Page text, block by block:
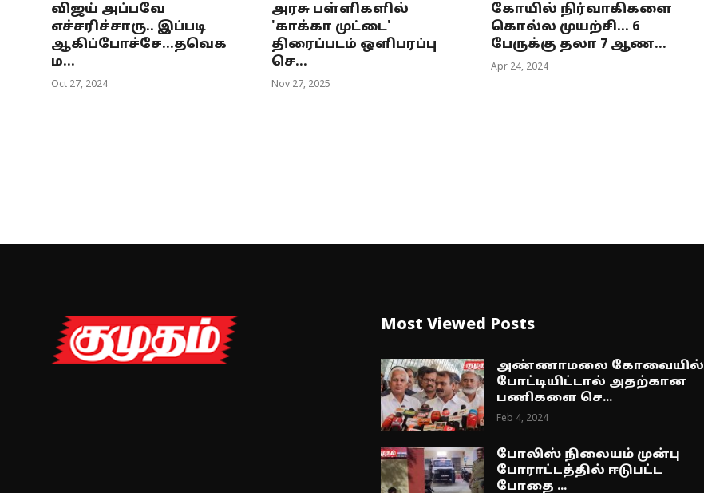
விஜய் அப்பவே
எச்சரிச்சாரு.. இப்படி
ஆகிப்போச்சே...தவெக
ம...
Oct 27, 2024
அரசு பள்ளிகளில்
'காக்கா முட்டை'
திரைப்படம் ஒளிபரப்பு
செ...
Nov 27, 2025
கோயில் நிர்வாகிகளை
கொல்ல முயற்சி... 6
பேருக்கு தலா 7 ஆண...
Apr 24, 2024
Most Viewed Posts
அண்ணாமலை கோவையில்
போட்டியிட்டால் அதற்கான
பணிகளை செ...
Feb 4, 2024
போலிஸ் நிலையம் முன்பு
போராட்டத்தில் ஈடுபட்ட
போதை ...